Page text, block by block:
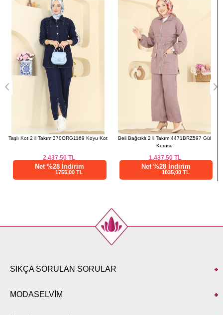
46
90
48
92 136
Taşlı Kot 2 li Takım 370ORG1169 Koyu Kot
2.437,50TL
Net %28 İndirim
1755,00 TL
Beli Bağcıklı 2 li Takım 4471BRZ597 Gül
Kurusu
1.437,50 TL
Net %28 İndirim
1035,00 TL
SIKÇA SORULAN SORULAR
MODASELVİM